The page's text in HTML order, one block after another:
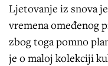
Ljetovanje iz snova
vremena omeđenog
zbog toga pomno
je o maloj kolekciji